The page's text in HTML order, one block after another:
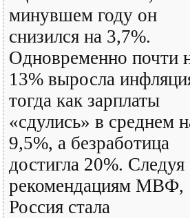
минувшем году он
снизился на 3,7%.
Одновременно почти
13% выросла
тогда как зарплаты
«сдулись» в среднем
9,5%, а безработица
достигла 20%. Следуя
рекомендациям МВФ,
Россия стала